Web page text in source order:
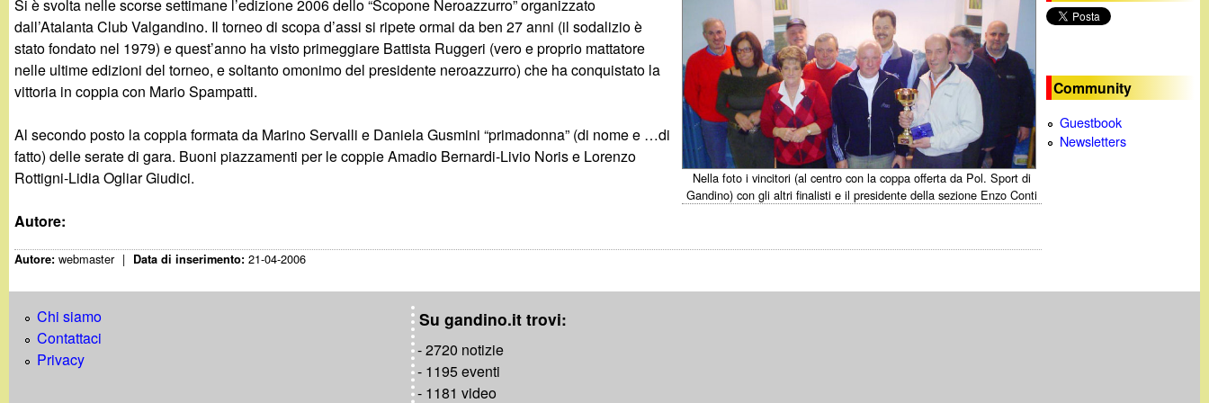
g
a
n
d
i
n
o
c
a
Nella foto i vincitori (al centro con la coppa offerta da Pol. Sport di
Gandino) con gli altri finalisti e il presidente della sezione Enzo Conti
Si è svolta nelle scorse settimane l’edizione 2006 dello “Scopone Neroazzurro” organizzato
dall’Atalanta Club Valgandino. Il torneo di scopa d’assi si ripete ormai da ben 27 anni (il sodalizio è
stato fondato nel 1979) e quest’anno ha visto primeggiare Battista Ruggeri (vero e proprio mattatore
nelle ultime edizioni del torneo, e soltanto omonimo del presidente neroazzurro) che ha conquistato la
vittoria in coppia con Mario Spampatti.
Al secondo posto la coppia formata da Marino Servalli e Daniela Gusmini “primadonna” (di nome e …di
fatto) delle serate di gara. Buoni piazzamenti per le coppie Amadio Bernardi-Livio Noris e Lorenzo
Rottigni-Lidia Ogliar Giudici.
Autore:
Autore:webmaster | Data di inserimento:21-04-2006
Community
Guestbook
Newsletters
Chi siamo
Contattaci
Privacy
Su gandino.it trovi:
- 2720 notizie
- 1195 eventi
- 1181 video